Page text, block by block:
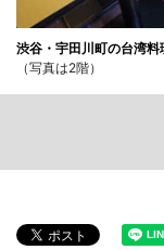
渋谷・宇田川町の台湾料
（写真は2階）